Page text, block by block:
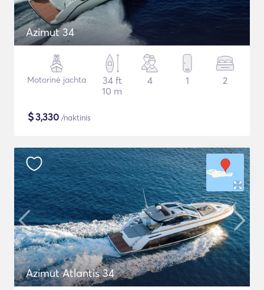
Azimut 34
Motorinė jachta
34 ft
10 m
4 1 2
$3,330 /naktinis
Azimut Atlantis 34